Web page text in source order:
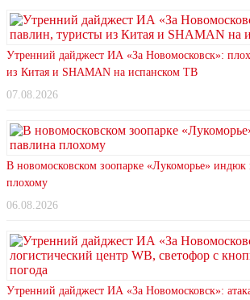
Утренний дайджест ИА «За Новомосковск»:
из Китая и SHAMAN на испанском ТВ
07.08.2026
В новомосковском зоопарке «Лукоморье» индюк
плохому
06.08.2026
Утренний дайджест ИА «За Новомосковск»: